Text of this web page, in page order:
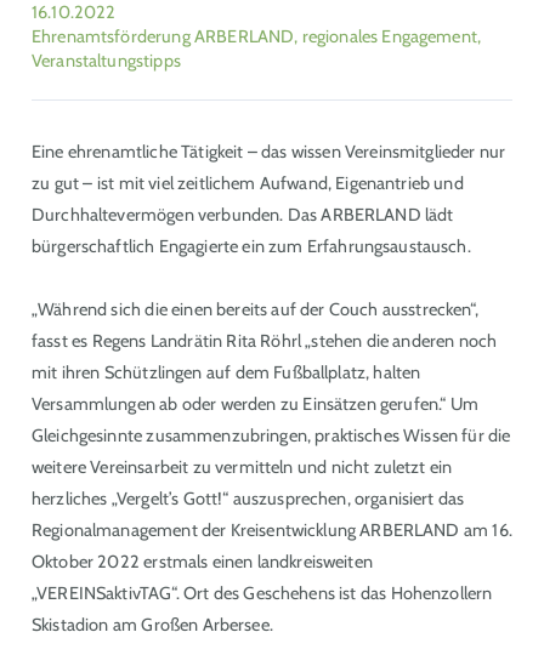
16.10.2022
Ehrenamtsförderung ARBERLAND, regionales Engagement,
Veranstaltungstipps
Eine ehrenamtliche Tätigkeit – das wissen Vereinsmitglieder nur
zu gut – ist mit viel zeitlichem Aufwand, Eigenantrieb und
Durchhaltevermögen verbunden. Das ARBERLAND lädt
bürgerschaftlich Engagierte ein zum Erfahrungsaustausch.
„Während sich die einen bereits auf der Couch ausstrecken“,
fasst es Regens Landrätin Rita Röhrl „stehen die anderen noch
mit ihren Schützlingen auf dem Fußballplatz, halten
Versammlungen ab oder werden zu Einsätzen gerufen.“ Um
Gleichgesinnte zusammenzubringen, praktisches Wissen für die
weitere Vereinsarbeit zu vermitteln und nicht zuletzt ein
herzliches „Vergelt’s Gott!“ auszusprechen, organisiert das
Regionalmanagement der Kreisentwicklung ARBERLAND am 16.
Oktober 2022 erstmals einen landkreisweiten
„VEREINSaktivTAG“. Ort des Geschehens ist das Hohenzollern
Skistadion am Großen Arbersee.